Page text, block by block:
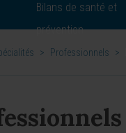
Bilans de santé et
prévention
> Professionnels >